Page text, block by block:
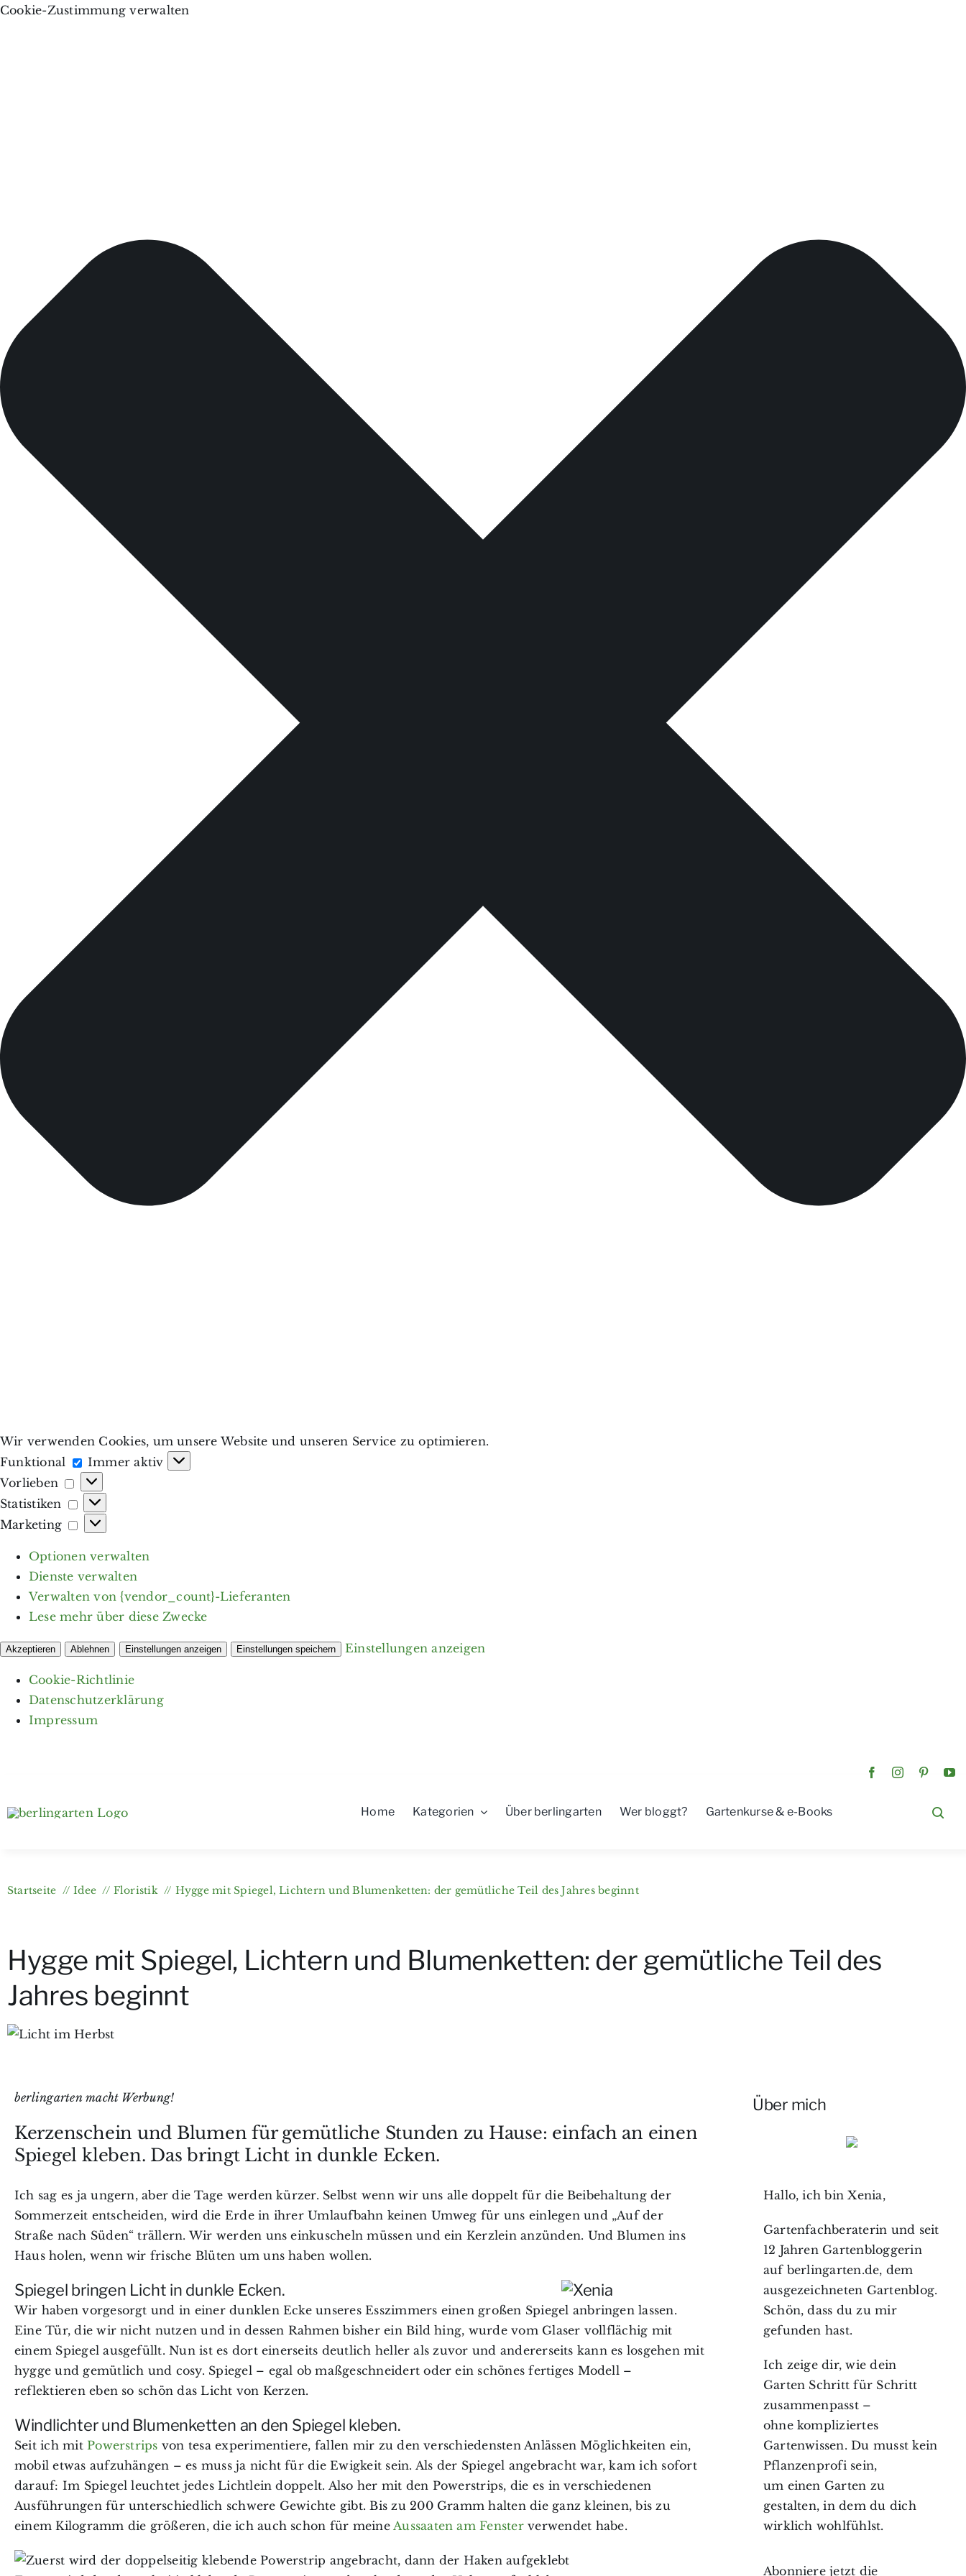
Cookie-Zustimmung verwalten
Wir verwenden Cookies, um unsere Website und unseren Service zu optimieren.
Funktional
Funktional
Immer aktiv
Vorlieben
Vorlieben
Statistiken
Statistiken
Marketing
Marketing
Optionen verwalten
Dienste verwalten
Verwalten von {vendor_count}-Lieferanten
Lese mehr über diese Zwecke
Akzeptieren Ablehnen Einstellungen anzeigen Einstellungen speichern Einstellungen anzeigen
Cookie-Richtlinie
Datenschutzerklärung
Impressum
Home Kategorien Über berlingarten Wer bloggt? Gartenkurse & e-Books
Startseite Idee Floristik Hygge mit Spiegel, Lichtern und Blumenketten: der gemütliche Teil des Jahres beginnt
Hygge mit Spiegel, Lichtern und Blumenketten: der gemütliche Teil des
Jahres beginnt
berlingarten macht Werbung!
Kerzenschein und Blumen für gemütliche Stunden zu Hause: einfach an einen
Spiegel kleben. Das bringt Licht in dunkle Ecken.
Ich sag es ja ungern, aber die Tage werden kürzer. Selbst wenn wir uns alle doppelt für die Beibehaltung der
Sommerzeit entscheiden, wird die Erde in ihrer Umlaufbahn keinen Umweg für uns einlegen und „Auf der
Straße nach Süden“ trällern. Wir werden uns einkuscheln müssen und ein Kerzlein anzünden. Und Blumen ins
Haus holen, wenn wir frische Blüten um uns haben wollen.
Spiegel bringen Licht in dunkle Ecken.
Wir haben vorgesorgt und in einer dunklen Ecke unseres Esszimmers einen großen Spiegel anbringen lassen.
Eine Tür, die wir nicht nutzen und in dessen Rahmen bisher ein Bild hing, wurde vom Glaser vollflächig mit
einem Spiegel ausgefüllt. Nun ist es dort einerseits deutlich heller als zuvor und andererseits kann es losgehen mit
hygge und gemütlich und cosy. Spiegel – egal ob maßgeschneidert oder ein schönes fertiges Modell –
reflektieren eben so schön das Licht von Kerzen.
Windlichter und Blumenketten an den Spiegel kleben.
Seit ich mitPowerstrips von tesa experimentiere, fallen mir zu den verschiedensten Anlässen Möglichkeiten ein,
mobil etwas aufzuhängen – es muss ja nicht für die Ewigkeit sein. Als der Spiegel angebracht war, kam ich sofort
darauf: Im Spiegel leuchtet jedes Lichtlein doppelt. Also her mit den Powerstrips, die es in verschiedenen
Ausführungen für unterschiedlich schwere Gewichte gibt. Bis zu 200 Gramm halten die ganz kleinen, bis zu
einem Kilogramm die größeren, die ich auch schon für meineAussaaten am Fensterverwendet habe.
Über mich
Hallo, ich bin Xenia,
Gartenfachberaterin und seit
12 Jahren Gartenbloggerin
auf berlingarten.de, dem
ausgezeichneten Gartenblog.
Schön, dass du zu mir
gefunden hast.
Ich zeige dir, wie dein
Garten Schritt für Schritt
zusammenpasst –
ohne kompliziertes
Gartenwissen. Du musst kein
Pflanzenprofi sein,
um einen Garten zu
gestalten, in dem du dich
wirklich wohlfühlst.
Abonniere jetzt die